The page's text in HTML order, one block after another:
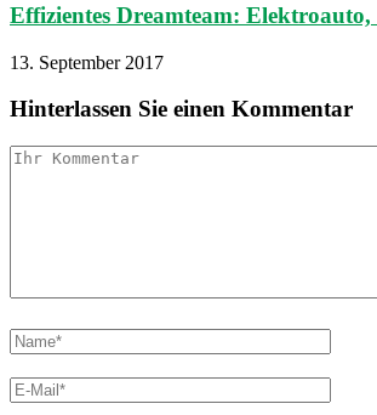
Effizientes Dreamteam:
13. September 2017
Hinterlassen Sie einen Kommentar